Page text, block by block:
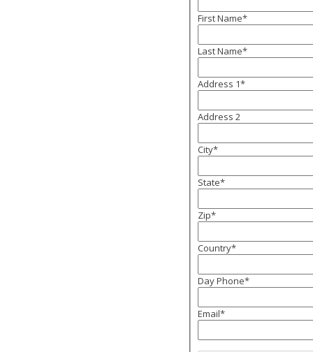
First Name*
Last Name*
Address 1*
Address 2
City*
State*
Zip*
Country*
Day Phone*
Email*